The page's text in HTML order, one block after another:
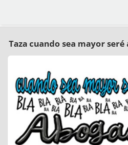
Taza cuando sea mayor seré